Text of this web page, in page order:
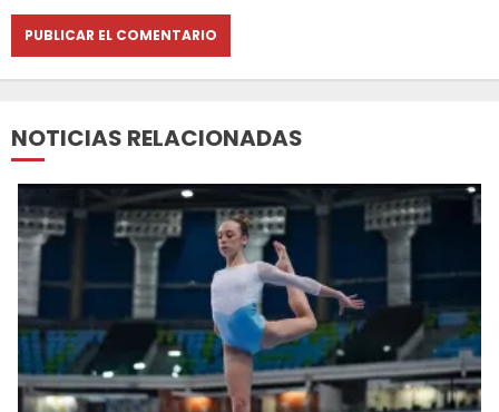
NOTICIAS RELACIONADAS